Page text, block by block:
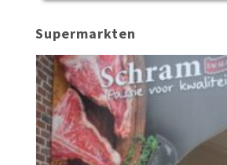
Supermarkten